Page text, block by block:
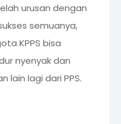
urusan dengan
semuanya,
KPPS bisa
nyenyak dan
lain lagi dari PPS.